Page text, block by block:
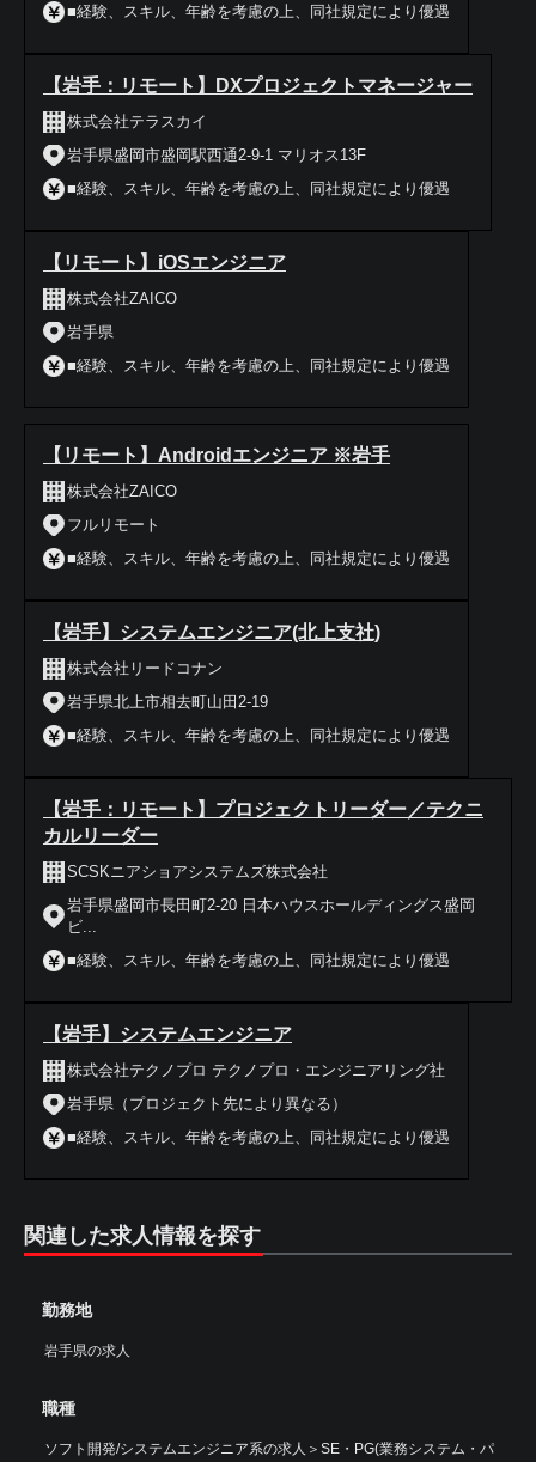
■経験、スキル、年齢を考慮の上、同社規定により優遇
【岩手：リモート】DXプロジェクトマネージャー
株式会社テラスカイ
岩手県盛岡市盛岡駅西通2-9-1 マリオス13F
■経験、スキル、年齢を考慮の上、同社規定により優遇
【リモート】iOSエンジニア
株式会社ZAICO
岩手県
■経験、スキル、年齢を考慮の上、同社規定により優遇
【リモート】Androidエンジニア ※岩手
株式会社ZAICO
フルリモート
■経験、スキル、年齢を考慮の上、同社規定により優遇
【岩手】システムエンジニア(北上支社)
株式会社リードコナン
岩手県北上市相去町山田2-19
■経験、スキル、年齢を考慮の上、同社規定により優遇
【岩手：リモート】プロジェクトリーダー／テクニ
カルリーダー
SCSKニアショアシステムズ株式会社
岩手県盛岡市長田町2-20 日本ハウスホールディングス盛岡
ビ...
■経験、スキル、年齢を考慮の上、同社規定により優遇
【岩手】システムエンジニア
株式会社テクノプロ テクノプロ・エンジニアリング社
岩手県（プロジェクト先により異なる）
■経験、スキル、年齢を考慮の上、同社規定により優遇
関連した求人情報を探す
勤務地
岩手県の求人
職種
ソフト開発/システムエンジニア系の求人 ＞ SE・PG(業務システム・パ